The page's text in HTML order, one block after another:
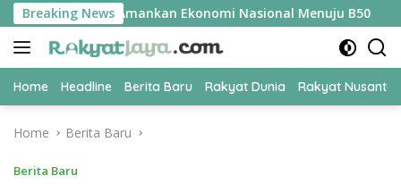
Skip
to
content
Breaking News
Jadi Kunci Amankan Ekonomi Nasional Menuju B50
Home Headline Berita Baru Rakyat Dunia Rakyat
Home Berita Baru
Berita Baru